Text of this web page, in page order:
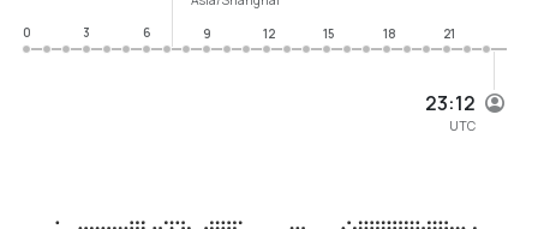
23:12
UTC
0
3 6 9 12 15 18 21